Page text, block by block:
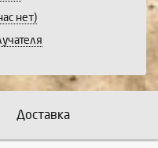
нет)
Доставка